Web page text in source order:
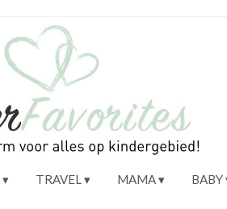
TRAVEL MAMA BABY